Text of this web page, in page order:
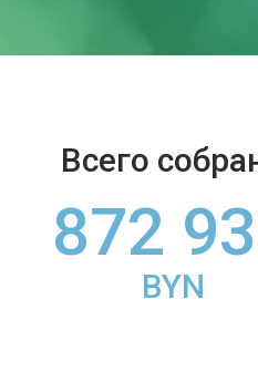
Всего
872
BYN